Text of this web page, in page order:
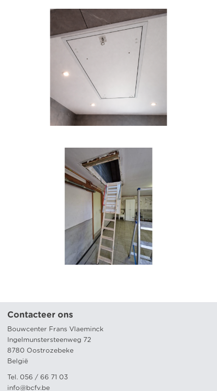
Contacteer ons
Bouwcenter Frans Vlaeminck
Ingelmunstersteenweg 72
8780 Oostrozebeke
België
Tel. 056 / 66 71 03
info@bcfv.be